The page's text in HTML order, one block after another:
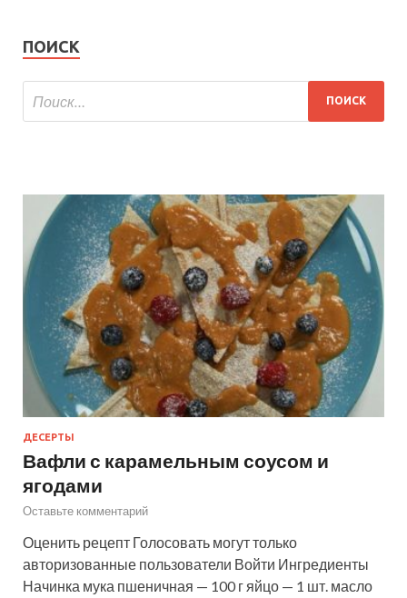
ПОИСК
ДЕСЕРТЫ
Вафли с карамельным соусом и
ягодами
Оставьте комментарий
Оценить рецепт Голосовать могут только
авторизованные пользователи Войти Ингредиенты
Начинка мука пшеничная — 100 г яйцо — 1 шт. масло